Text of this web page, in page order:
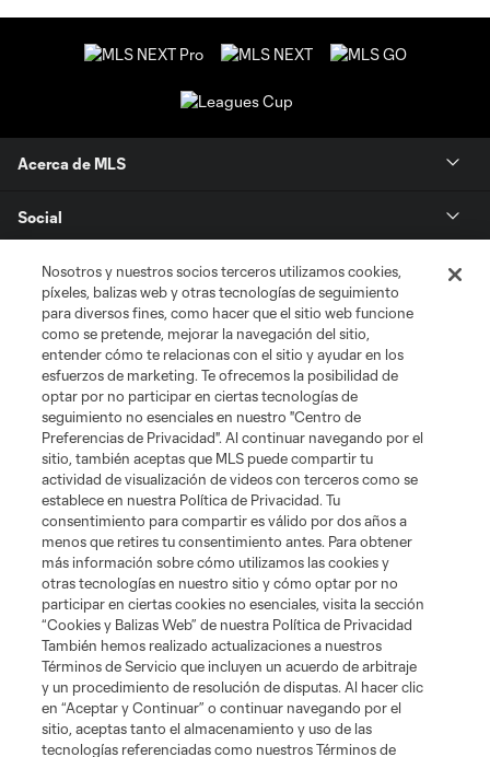
Acerca de MLS
Social
Tienda
Club Sites
Términos de servicio Política de privacidad
No vender mi información
Cookies Settings
©2026 MLS. El nombre y escudo de la Major League Soccer y MLS son
marcas registradas de League Soccer, L.L.C. (“MLS”). Los nombres y logos
de los equipos de la MLS están registrados y son marcas bajo ley común
de la MLS o son usadas con el permiso de sus propietarios. Uso
desautorizado está prohibido.
Nosotros y nuestros socios terceros utilizamos cookies,
píxeles, balizas web y otras tecnologías de seguimiento
para diversos fines, como hacer que el sitio web funcione
como se pretende, mejorar la navegación del sitio,
entender cómo te relacionas con el sitio y ayudar en los
esfuerzos de marketing. Te ofrecemos la posibilidad de
optar por no participar en ciertas tecnologías de
seguimiento no esenciales en nuestro "Centro de
Preferencias de Privacidad". Al continuar navegando por el
sitio, también aceptas que MLS puede compartir tu
actividad de visualización de videos con terceros como se
establece en nuestra Política de Privacidad. Tu
consentimiento para compartir es válido por dos años a
menos que retires tu consentimiento antes. Para obtener
más información sobre cómo utilizamos las cookies y
otras tecnologías en nuestro sitio y cómo optar por no
participar en ciertas cookies no esenciales, visita la sección
“Cookies y Balizas Web” de nuestra Política de Privacidad
También hemos realizado actualizaciones a nuestros
Términos de Servicio que incluyen un acuerdo de arbitraje
y un procedimiento de resolución de disputas. Al hacer clic
en “Aceptar y Continuar” o continuar navegando por el
sitio, aceptas tanto el almacenamiento y uso de las
tecnologías referenciadas como nuestros Términos de